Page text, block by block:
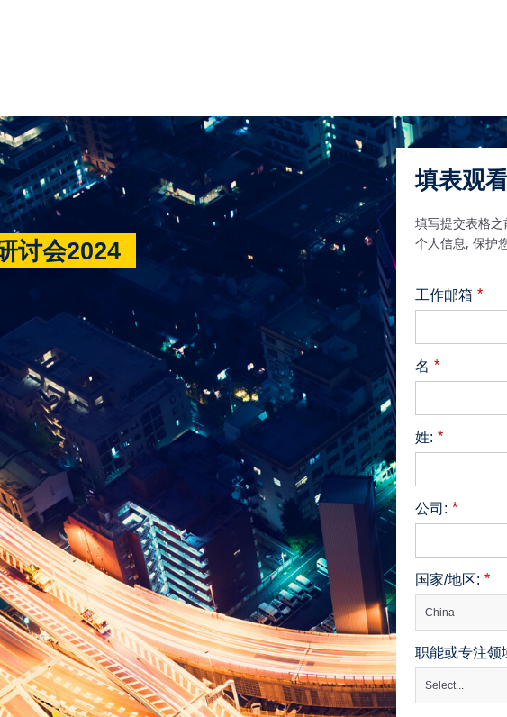
讨会2024
填表观
填写提交表格
个人信息, 保护
*
工作邮箱
*
名
*
姓:
*
公司:
*
国家/地区:
China
职能或专注领
Select...